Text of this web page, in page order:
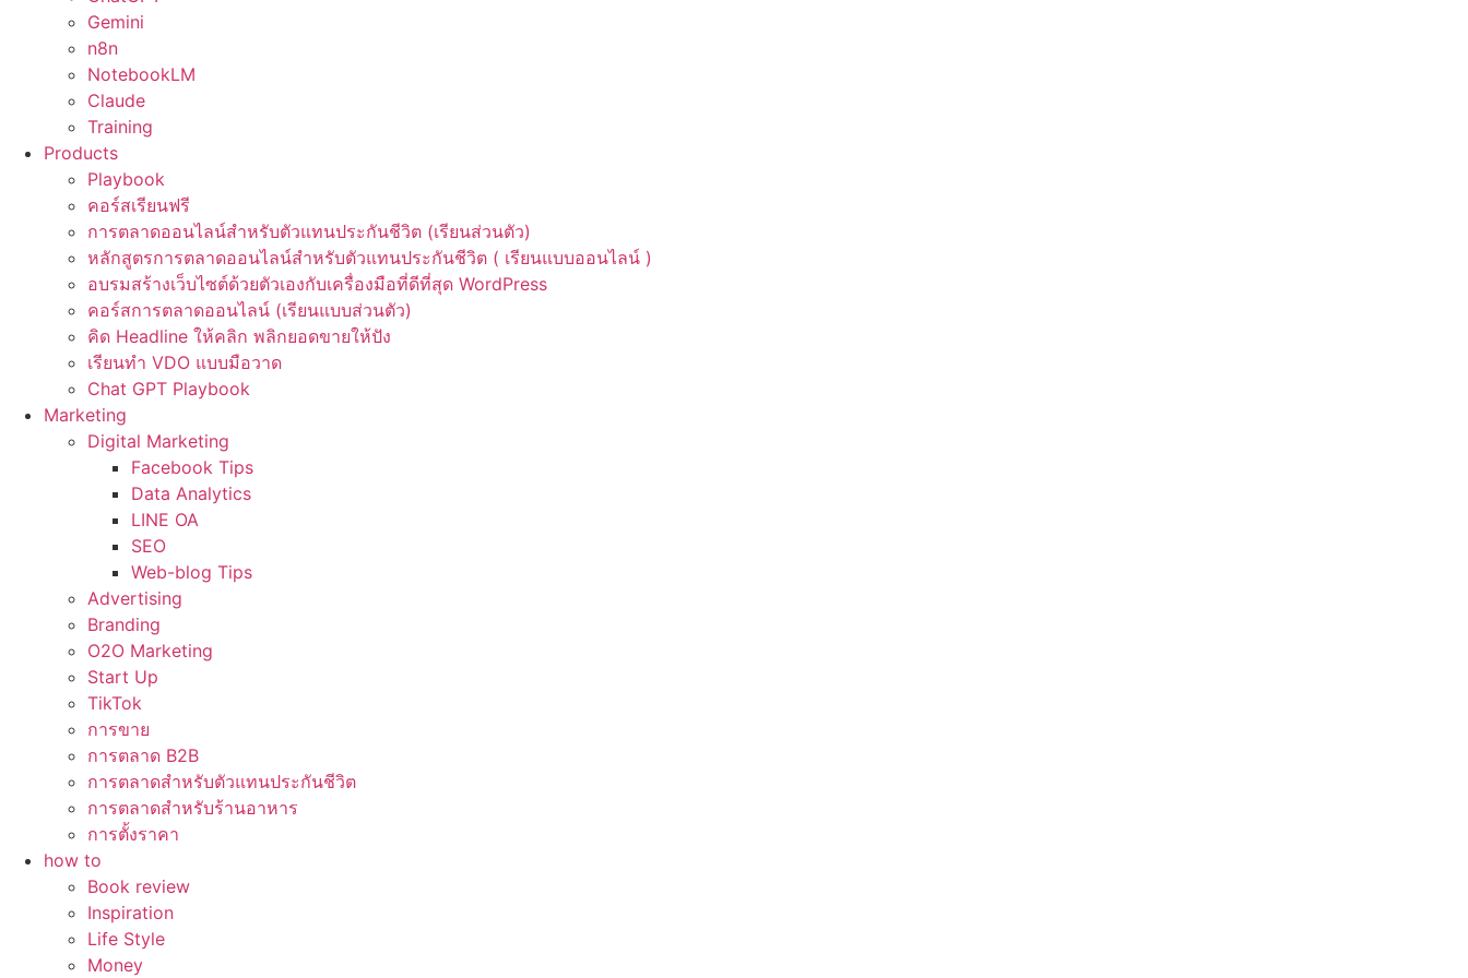
Gemini
n8n
NotebookLM
Claude
Training
Products
Playbook
คอร์สเรียนฟรี
การตลาดออนไลน์สำหรับตัวแทนประกันชีวิต (เรียนส่วนตัว)
หลักสูตรการตลาดออนไลน์สำหรับตัวแทนประกันชีวิต ( เรียนแบบออนไลน์ )
อบรมสร้างเว็บไซต์ด้วยตัวเองกับเครื่องมือที่ดีที่สุด WordPress
คอร์สการตลาดออนไลน์ (เรียนแบบส่วนตัว)
คิด Headline ให้คลิก พลิกยอดขายให้ปัง
เรียนทำ VDO แบบมือวาด
Chat GPT Playbook
Marketing
Digital Marketing
Facebook Tips
Data Analytics
LINE OA
SEO
Web-blog Tips
Advertising
Branding
O2O Marketing
Start Up
TikTok
การขาย
การตลาด B2B
การตลาดสำหรับตัวแทนประกันชีวิต
การตลาดสำหรับร้านอาหาร
การตั้งราคา
how to
Book review
Inspiration
Life Style
Money